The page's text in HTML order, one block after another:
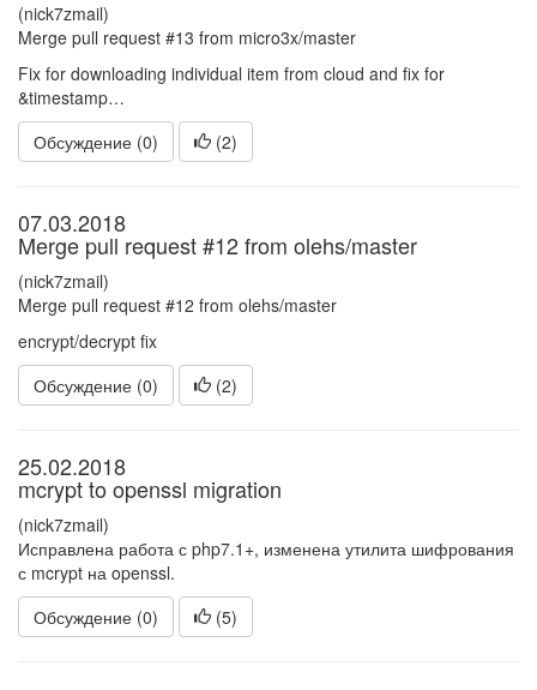
(nick7zmail)
Merge pull request #13 from micro3x/master
Fix for downloading individual item from cloud and fix for
&timestamp…
Обсуждение (0)
(2)
07.03.2018
Merge pull request #12 from olehs/master
(nick7zmail)
Merge pull request #12 from olehs/master
encrypt/decrypt fix
Обсуждение (0)
(2)
25.02.2018
mcrypt to openssl migration
(nick7zmail)
Исправлена работа с php7.1+, изменена утилита шифрования
с mcrypt на openssl.
Обсуждение (0)
(5)